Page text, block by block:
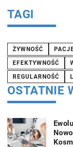
TAGI
ŻYWNOŚĆ
EFEKTYWNOŚĆ
REGULARNOŚĆ
OSTATNIE